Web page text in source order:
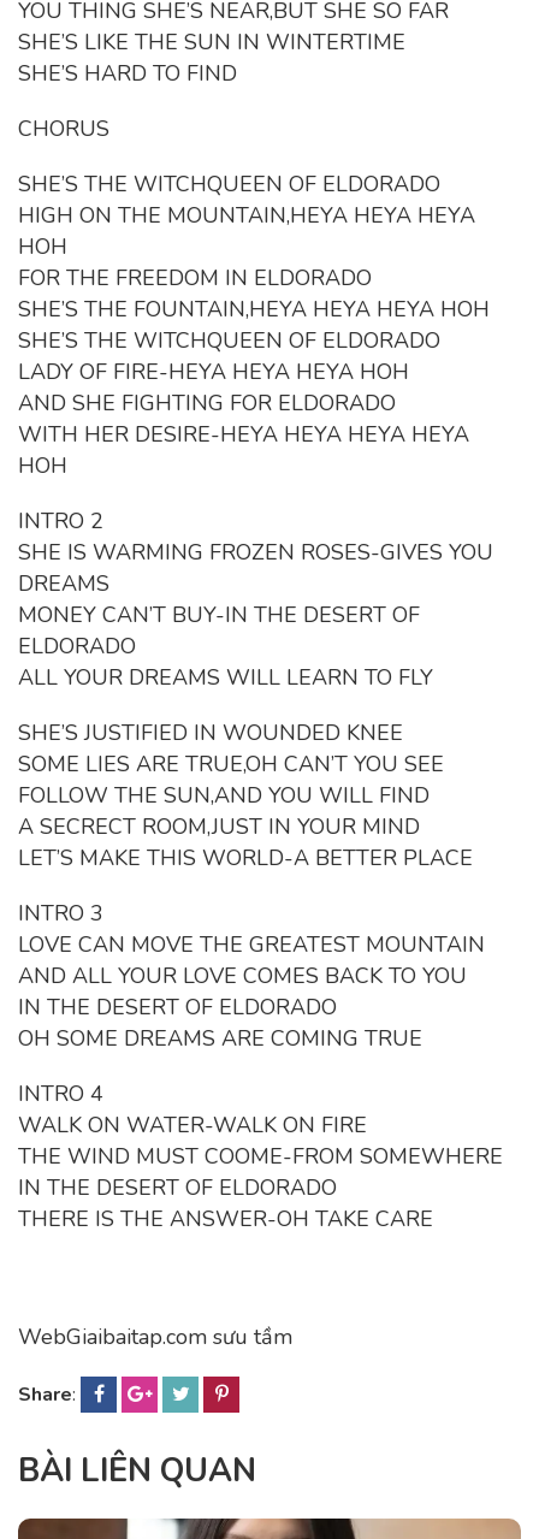
YOU THING SHE’S NEAR,BUT SHE SO FAR
SHE’S LIKE THE SUN IN WINTERTIME
SHE’S HARD TO FIND
CHORUS
SHE’S THE WITCHQUEEN OF ELDORADO
HIGH ON THE MOUNTAIN,HEYA HEYA HEYA
HOH
FOR THE FREEDOM IN ELDORADO
SHE’S THE FOUNTAIN,HEYA HEYA HEYA HOH
SHE’S THE WITCHQUEEN OF ELDORADO
LADY OF FIRE-HEYA HEYA HEYA HOH
AND SHE FIGHTING FOR ELDORADO
WITH HER DESIRE-HEYA HEYA HEYA HEYA
HOH
INTRO 2
SHE IS WARMING FROZEN ROSES-GIVES YOU
DREAMS
MONEY CAN’T BUY-IN THE DESERT OF
ELDORADO
ALL YOUR DREAMS WILL LEARN TO FLY
SHE’S JUSTIFIED IN WOUNDED KNEE
SOME LIES ARE TRUE,OH CAN’T YOU SEE
FOLLOW THE SUN,AND YOU WILL FIND
A SECRECT ROOM,JUST IN YOUR MIND
LET’S MAKE THIS WORLD-A BETTER PLACE
INTRO 3
LOVE CAN MOVE THE GREATEST MOUNTAIN
AND ALL YOUR LOVE COMES BACK TO YOU
IN THE DESERT OF ELDORADO
OH SOME DREAMS ARE COMING TRUE
INTRO 4
WALK ON WATER-WALK ON FIRE
THE WIND MUST COOME-FROM SOMEWHERE
IN THE DESERT OF ELDORADO
THERE IS THE ANSWER-OH TAKE CARE
WebGiaibaitap.com sưu tầm
Share:
BÀI LIÊN QUAN